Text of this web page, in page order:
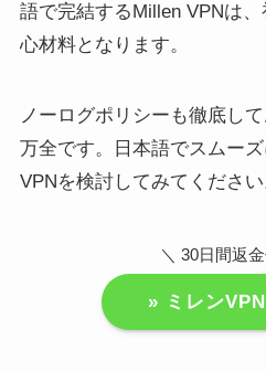
語で完結するMillen VPNは
心材料となります。
ノーログポリシーも徹底し
万全です。日本語でスムー
VPNを検討してみてください
＼ 30日間返
» ミレン